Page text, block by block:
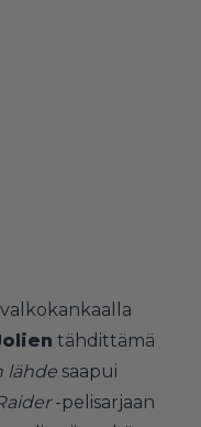
tähdittämä
lähde saapui
-pelisarjaan